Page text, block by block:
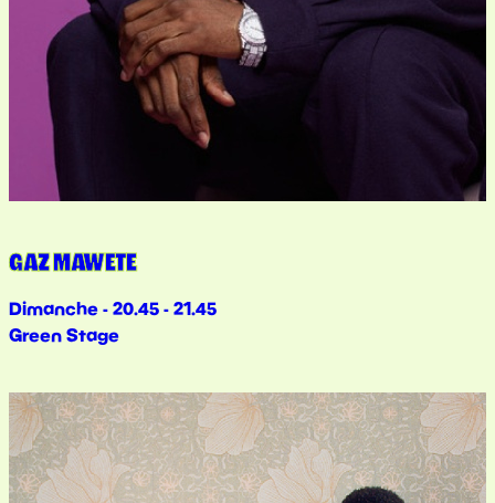
GAZ MAWETE
Dimanche - 20.45 - 21.45
Green Stage